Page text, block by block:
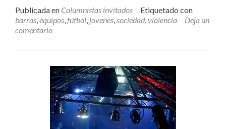
violencia
más
Publicada en Columnistas invitados
Etiquetado con
barras,equipos,fútbol, jovenes,sociedad,violencia
Deja un
comentario